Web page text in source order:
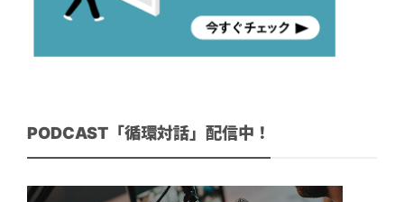
PODCAST「循環対話」配信中！